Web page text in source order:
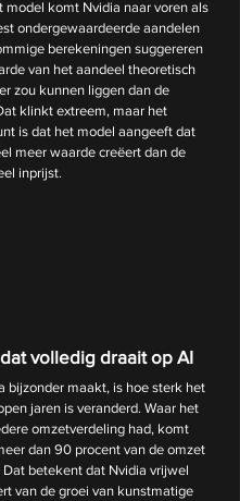
model komt Nvidia naar voren als
ondergewaardeerde aandelen
berekeningen suggereren
van het aandeel theoretisch
zou kunnen liggen dan de
klinkt extreem, maar het
is dat het model aangeeft dat
meer waarde creëert dan de
inprijst.
volledig draait op AI
bijzonder maakt, is hoe sterk het
jaren is veranderd. Waar het
omzetverdeling had, komt
dan 90 procent van de omzet
Dat betekent dat Nvidia vrijwel
van de groei van kunstmatige